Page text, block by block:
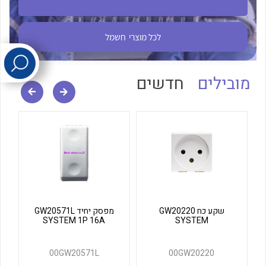
לכל מוצרי היצרן
לכל מוצרי חשמל
מובילים חדשים
שקע כח GW20220
SYSTEM
00GW20220
מפסק יחיד GW20571L
SYSTEM 1P 16A
00GW20571L